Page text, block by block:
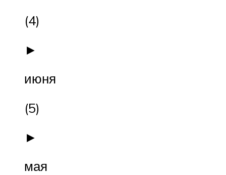
(4)
►
июня
(5)
►
мая